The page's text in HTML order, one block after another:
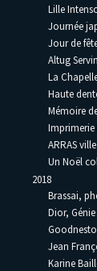
Lille
Journée
Jour de
Altug
La
Haute
Mémoire
Imprimerie
ARRAS
Un Noël
2018
Brassai,
Dior,
Jean
Karine